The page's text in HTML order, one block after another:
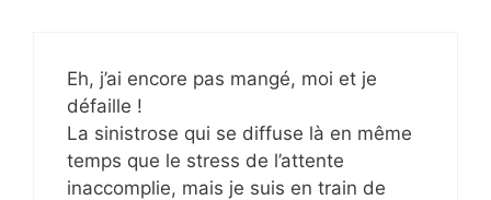
Eh, j’ai encore pas mangé, moi et je
défaille !
La sinistrose qui se diffuse là en même
temps que le stress de l’attente
inaccomplie, mais je suis en train de